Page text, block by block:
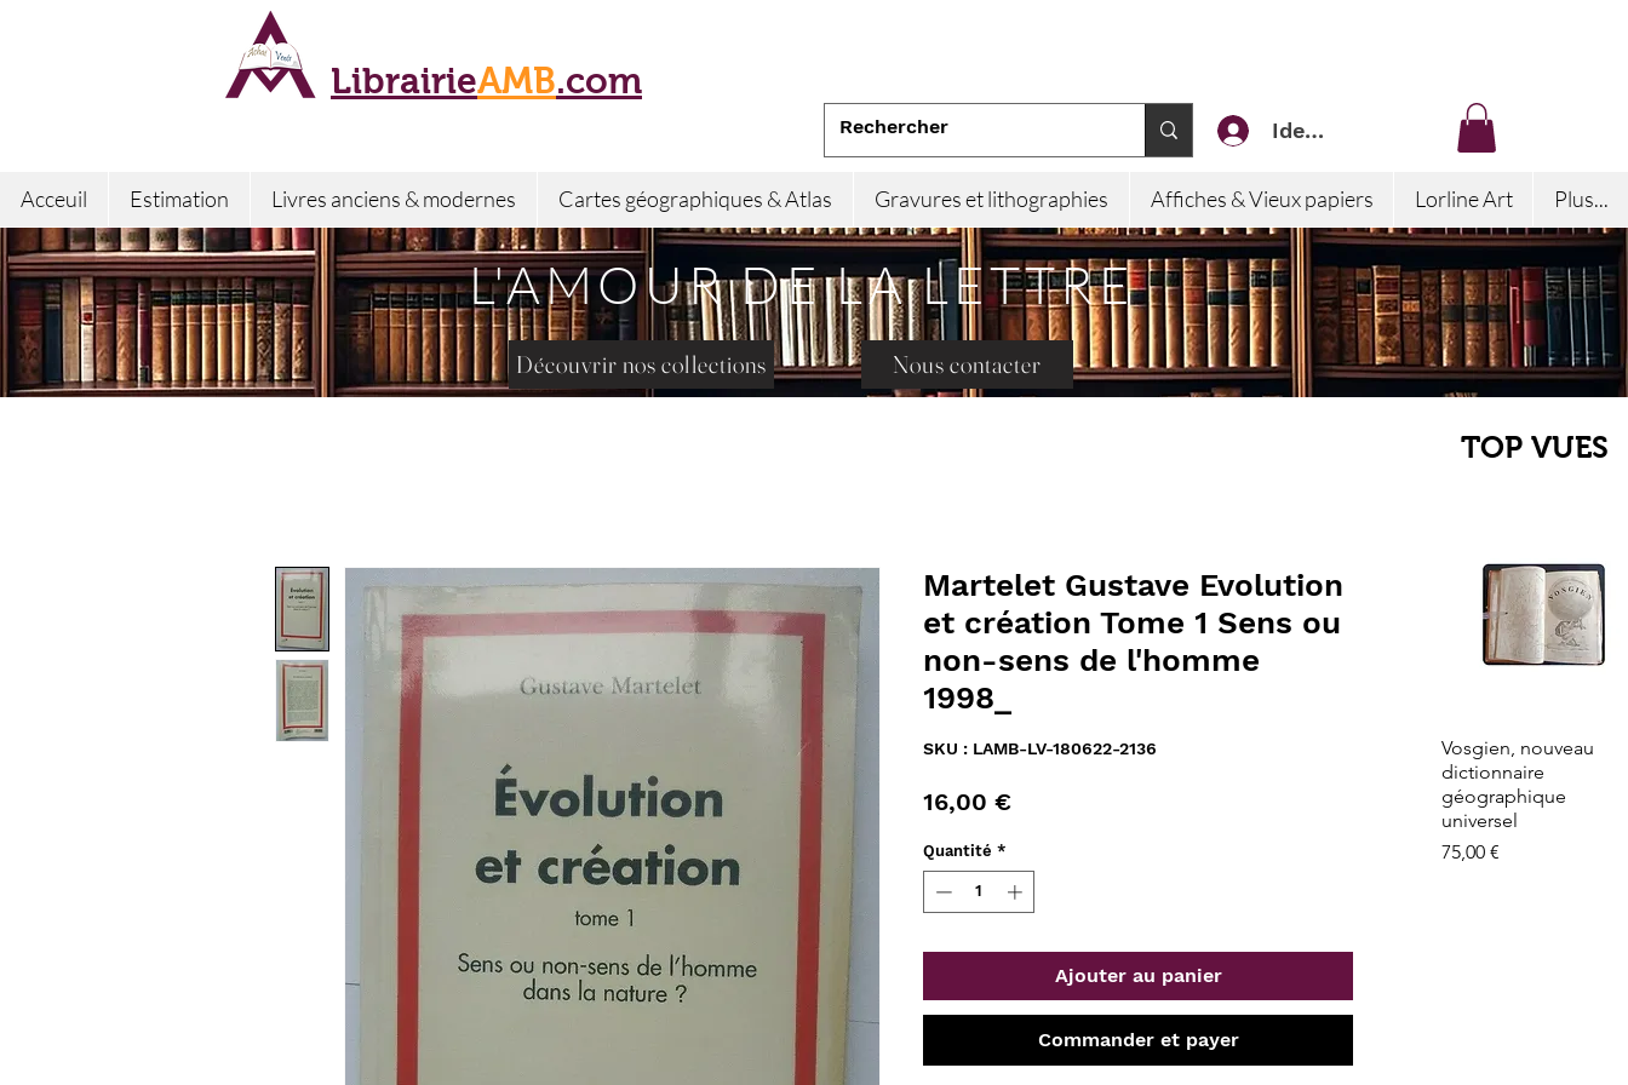
LibrairieAMB.com
Identifiez-vous
Acceuil Estimation Livres anciens & modernes Cartes géographiques & Atlas Gravures et lithographies Affiches & Vieux papiers Lorline Art Plus...
L'AMOUR DE LA LETTRE
Découvrir nos collections Nous contacter
Martelet Gustave Evolution
et création Tome 1 Sens ou
non-sens de l'homme
1998_
SKU : LAMB-LV-180622-2136
16,00 €Prix
Quantité *
Ajouter au panier
Commander et payer
TOP VUES
Aperçu rapide
Vosgien, nouveau
dictionnaire
géographique
universel
Prix
75,00 €